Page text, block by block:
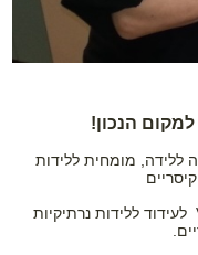
הנכון!
ללידה, מומחית ללידות
מייסדת אתר לנל"ק ישראל - VBAC Israel לעידוד ללידות נרתיקיות